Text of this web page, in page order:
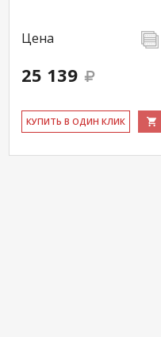
Цена
25 139
КУ­ПИТЬ В ОДИН КЛИК